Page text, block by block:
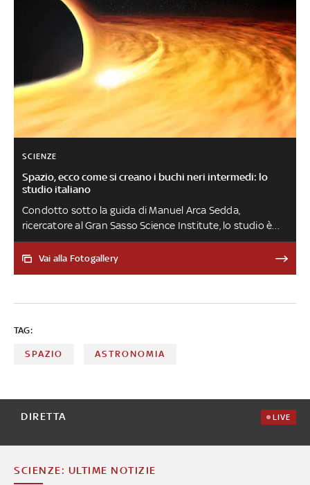
SCIENZE
Spazio, ecco come si creano i buchi neri intermedi: lo
studio italiano
Condotto sotto la guida di Manuel Arca Sedda,
ricercatore al Gran Sasso Science Institute, lo studio è
stato pubblicato nella rivista 'Monthly Notices of the
Royal Astronomical Society' (Mnras). Ha portato alla
come Imbhs. Hanno masse che variano da alcune
Vai alla Fotogallery
TAG:
SPAZIO ASTRONOMIA
DIRETTA LIVE
SCIENZE: ULTIME NOTIZIE